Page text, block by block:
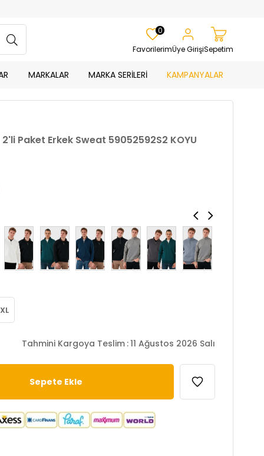
Favorilerim
0
Üye GirişiSepetim
MARKALAR MARKA SERİLERİ KAMPANYALAR
Paket Erkek Sweat 59052592S2 KOYU
Tahmini Kargoya Teslim :11 Ağustos 2026 Salı